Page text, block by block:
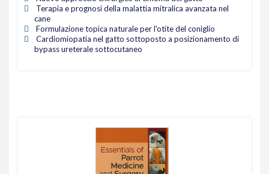
Terapia e prognosi della malattia mitralica avanzata nel
cane
Formulazione topica naturale per l'otite del coniglio
Cardiomiopatia nel gatto sottoposto a posizionamento di
bypass ureterale sottocutaneo